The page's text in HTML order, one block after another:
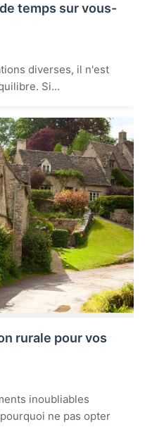
temps sur vous-
diverses, il n'est
Si...
rurale pour vos
inoubliables
ne pas opter